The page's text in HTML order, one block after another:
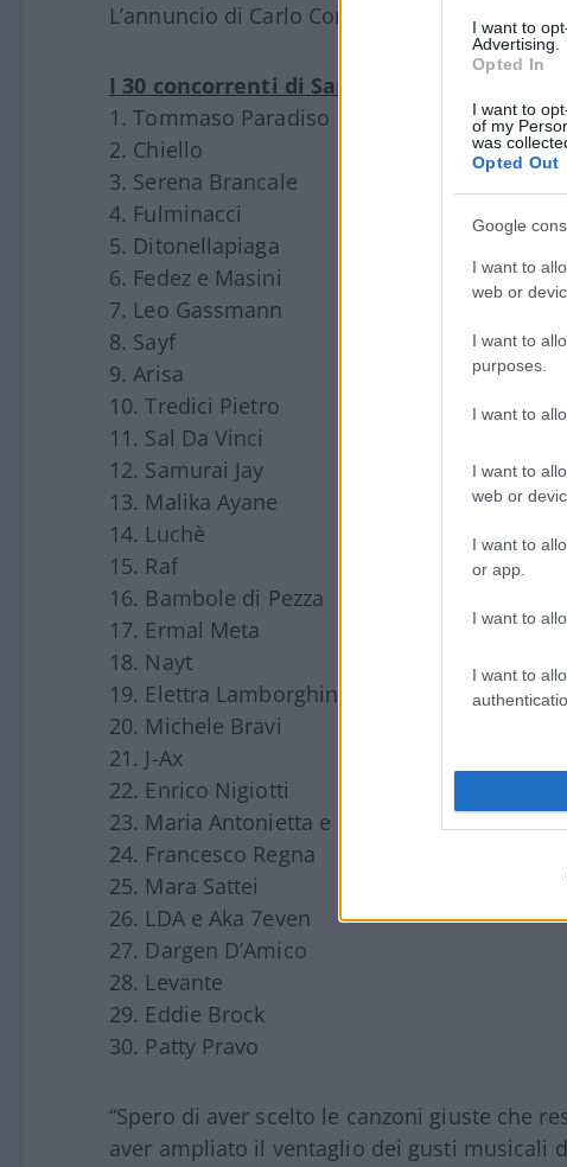
I want to
Advertising.
Opted In
I want to
of my
was
Opted Out
Google
I want to
web or
I want to
purposes.
I want to
I want to
web or
I want to
or app.
I want to
I want to
L’annuncio di Carlo Conti al Tg1 svela i
I 30 concorrenti di Sanremo 2026:
1. Tommaso Paradiso
2. Chiello
3. Serena Brancale
4. Fulminacci
5. Ditonellapiaga
6. Fedez e Masini
7. Leo Gassmann
8. Sayf
9. Arisa
10. Tredici Pietro
11. Sal Da Vinci
12. Samurai Jay
13. Malika Ayane
14. Luchè
15. Raf
16. Bambole di Pezza
17. Ermal Meta
18. Nayt
19. Elettra Lamborghini
20. Michele Bravi
21. J-Ax
22. Enrico Nigiotti
23. Maria Antonietta e Colombre
24. Francesco Regna
25. Mara Sattei
26. LDA e Aka 7even
27. Dargen D’Amico
28. Levante
29. Eddie Brock
30. Patty Pravo
“Spero di aver scelto le canzoni giuste che
aver ampliato il ventaglio dei gusti musicali